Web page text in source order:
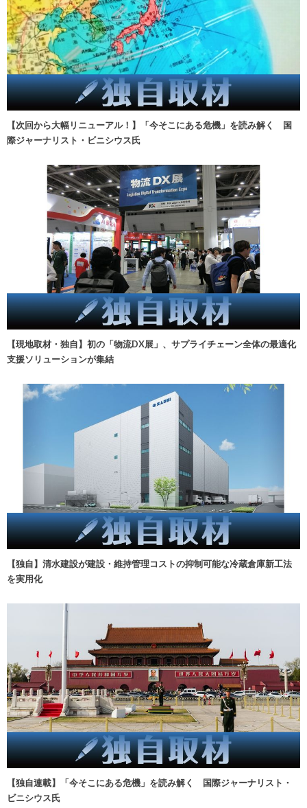
【次回から大幅リニューアル！】「今そこにある危機」を読み解く 国
際ジャーナリスト・ビニシウス氏
【現地取材・独自】初の「物流DX展」、サプライチェーン全体の最適化
支援ソリューションが集結
【独自】清水建設が建設・維持管理コストの抑制可能な冷蔵倉庫新工法
を実用化
【独自連載】「今そこにある危機」を読み解く 国際ジャーナリスト・
ビニシウス氏